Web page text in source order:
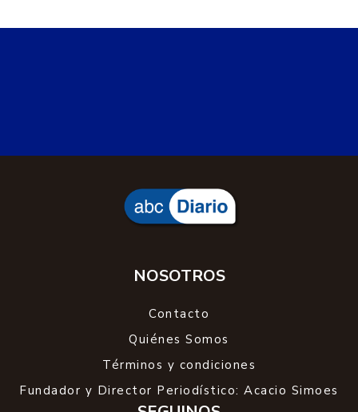
NOSOTROS
Contacto
Quiénes Somos
Términos y condiciones
Fundador y Director Periodístico: Acacio Simoes